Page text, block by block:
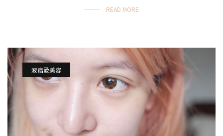
READ MORE
波痞愛美容